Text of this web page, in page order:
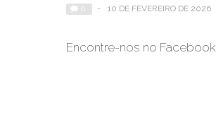
- 10 DE FEVEREIRO DE 2026
Encontre-nos no Facebook